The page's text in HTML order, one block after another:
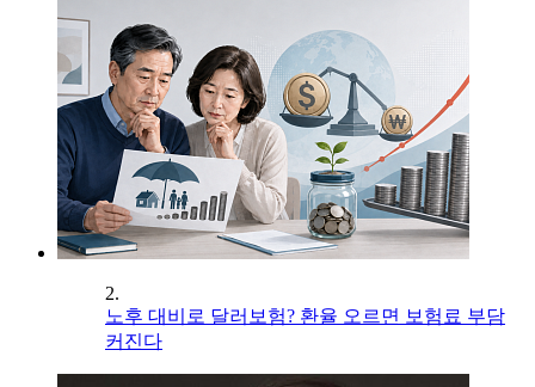
2.
노후 대비로 달러보험? 환율 오르면 보험료 부담
커진다